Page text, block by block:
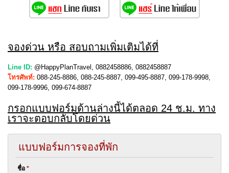
จองด่วน หรือ สอบถามเพิ่มเติมได้ที่
Line ID: @HappyPlanTravel, 0882458886, 0882458887
โทรศัพท์: 088-245-8886, 088-245-8887, 099-495-8887, 099-178-9998,
099-178-9996, 099-674-8887
กรอกแบบฟอร์มด้านล่างนี้ได้ตลอด 24 ช.ม. ทาง
เราจะตอบกลับโดยด่วน
แบบฟอร์มการจองที่พัก
ชื่อ *